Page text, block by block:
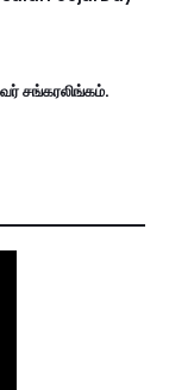
சங்கரலிங்கம்.